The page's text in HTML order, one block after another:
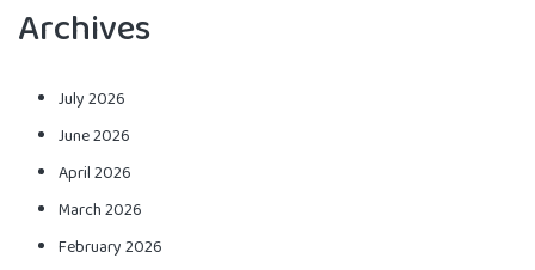
Archives
July 2026
June 2026
April 2026
March 2026
February 2026